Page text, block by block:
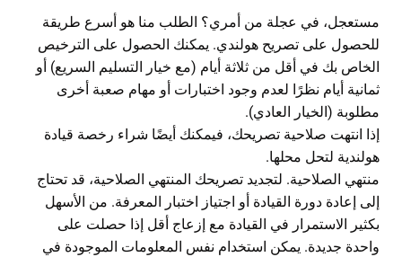
مستعجل، في عجلة من أمري؟ الطلب منا هو أسرع طريقة
للحصول على تصريح هولندي. يمكنك الحصول على الترخيص
الخاص بك في أقل من ثلاثة أيام (مع خيار التسليم السريع) أو
ثمانية أيام نظرًا لعدم وجود اختبارات أو مهام صعبة أخرى
مطلوبة (الخيار العادي).
إذا انتهت صلاحية تصريحك، فيمكنك أيضًا شراء رخصة قيادة
هولندية لتحل محلها.
منتهي الصلاحية. لتجديد تصريحك المنتهي الصلاحية، قد تحتاج
إلى إعادة دورة القيادة أو اجتياز اختبار المعرفة. من الأسهل
بكثير الاستمرار في القيادة مع إزعاج أقل إذا حصلت على
واحدة جديدة. يمكن استخدام نفس المعلومات الموجودة في